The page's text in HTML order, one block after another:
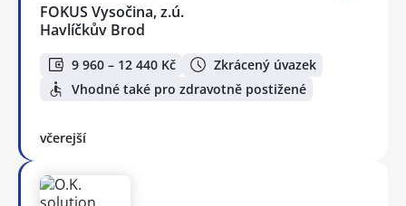
FOKUS Vysočina, z.ú.
Havlíčkův Brod
9 960 – 12 440 Kč
Zkrácený úvazek
Vhodné také pro zdravotně postižené
včerejší